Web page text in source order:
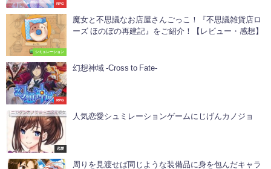
RPG
シミュレーション
魔女と不思議なお店屋さんごっこ！『不思議雑貨店ロ
ーズ ほのぼの再建記』をご紹介！【レビュー・感想】
RPG
幻想神域 -Cross to Fate-
恋愛
人気恋愛シュミレーションゲームにじげんカノジョ
周りを見渡せば同じような装備品に身を包んだキャラ